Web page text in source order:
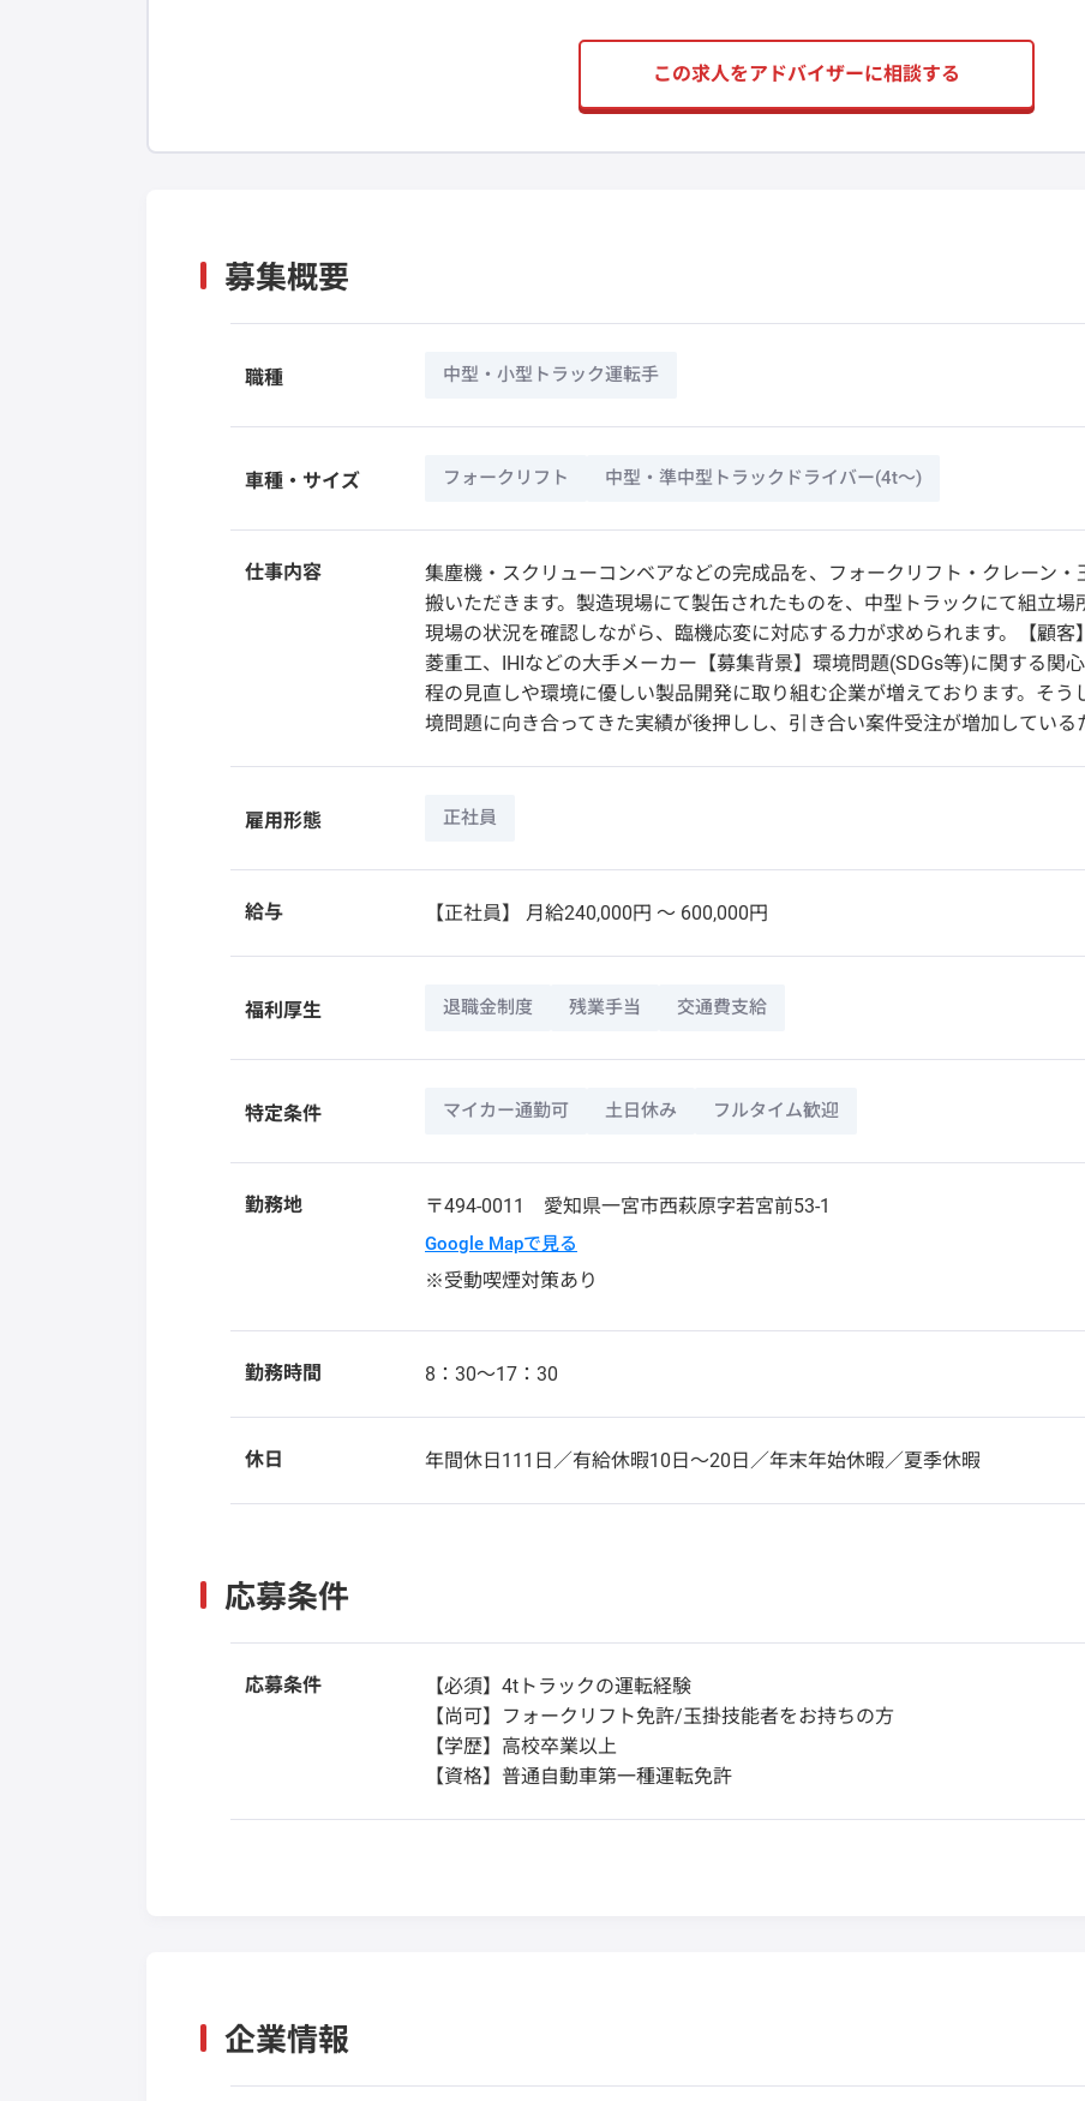
この求人をアドバイザーに相談する
募集概要
職種 中型・小型トラック運転手
車種・サイズ フォークリフト 中型・準中型トラックドライバー(4t～)
仕事内容
集塵機・スクリューコンベアなどの完成品を、フォークリフト・クレーン
搬いただきます。製造現場にて製缶されたものを、中型トラックにて組立場
現場の状況を確認しながら、臨機応変に対応する力が求められます。【顧客
菱重工、IHIなどの大手メーカー【募集背景】環境問題(SDGs等)に関する関
程の見直しや環境に優しい製品開発に取り組む企業が増えております。そ
境問題に向き合ってきた実績が後押しし、引き合い案件受注が増加している
雇用形態 正社員
給与 【正社員】 月給240,000円 〜 600,000円
福利厚生 退職金制度 残業手当 交通費支給
特定条件 マイカー通勤可 土日休み フルタイム歓迎
勤務地 〒494-0011 愛知県一宮市西萩原字若宮前53-1
Google Mapで見る
※受動喫煙対策あり
勤務時間 8：30～17：30
休日 年間休日111日／有給休暇10日～20日／年末年始休暇／夏季休暇
応募条件
応募条件
【必須】4tトラックの運転経験
【尚可】フォークリフト免許/玉掛技能者をお持ちの方
【学歴】高校卒業以上
【資格】普通自動車第一種運転免許
企業情報